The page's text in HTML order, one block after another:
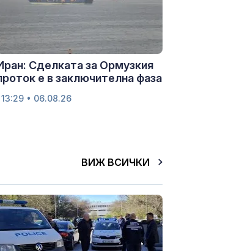
Сделката за Ормузкия
е в заключителна фаза
13:29 • 06.08.26
ВИЖ ВСИЧКИ